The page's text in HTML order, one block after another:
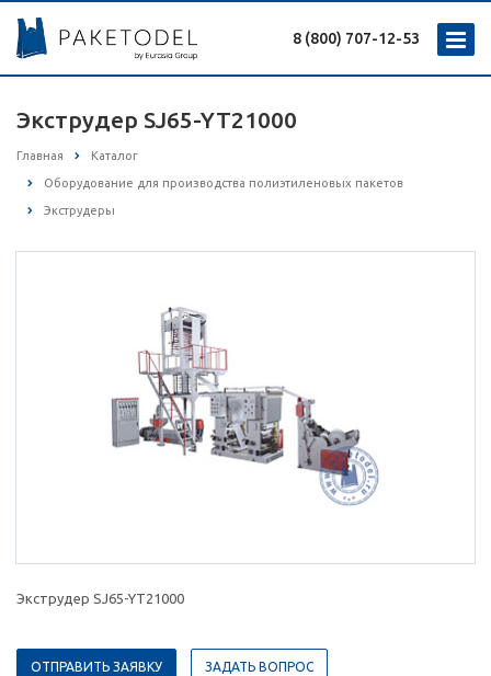
8 (800) 707-12-53
Экструдер SJ65-YT21000
Главная Каталог
Оборудование для производства полиэтиленовых пакетов
Экструдеры
Экструдер SJ65-YT21000
ОТПРАВИТЬ ЗАЯВКУ ЗАДАТЬ ВОПРОС